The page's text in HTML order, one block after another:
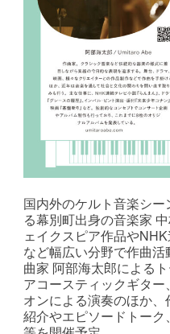
国内外のケルト音楽シ
る幕別町出身の音楽家
ェイクスピア作品や
など幅広い分野で作曲
曲家 阿部海太郎による
アコースティックギタ
オンによる演奏のほか
紹介やエピソードトー